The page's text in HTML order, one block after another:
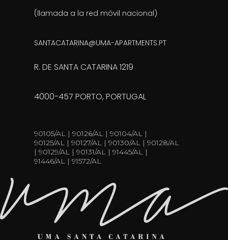
(llamada a la red móvil nacional)
SANTACATARINA@UMA-APARTMENTS.PT
R. DE SANTA CATARINA 1219
4000-457 PORTO, PORTUGAL
90105/AL | 90126/AL | 90104/AL |
90125/AL | 90127/AL | 90130/AL | 90128/AL
| 90129/AL | 90131/AL | 91445/AL |
91446/AL | 91572/AL